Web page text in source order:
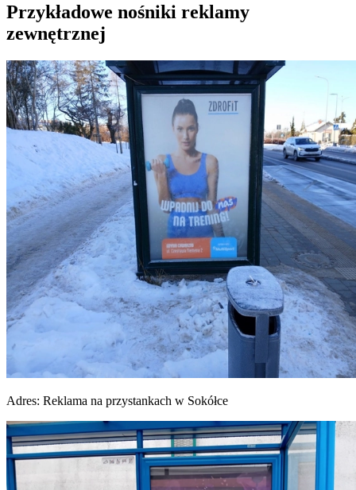
Przykładowe nośniki reklamy
zewnętrznej
Adres: Reklama na przystankach w Sokółce